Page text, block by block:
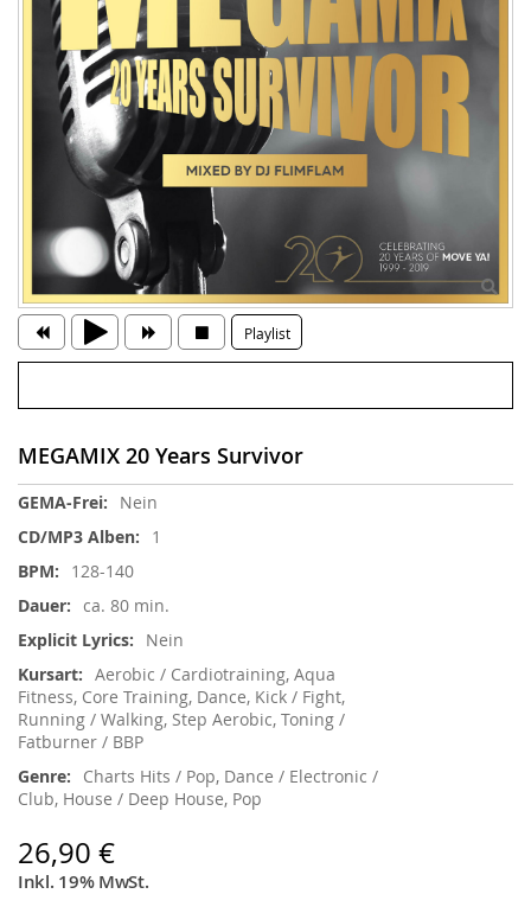
Playlist
MEGAMIX 20 Years Survivor
Weitere
Nein
1
128-140
ca. 80 min.
Nein
Aerobic / Cardiotraining, Aqua
Fitness, Core Training, Dance, Kick / Fight,
Running / Walking, Step Aerobic, Toning /
Fatburner / BBP
Charts Hits / Pop, Dance / Electronic /
Club, House / Deep House, Pop
26,90 €
Inkl. 19% MwSt.